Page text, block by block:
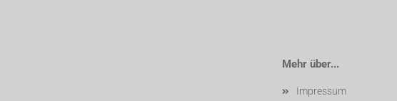
Mehr über...
Impressum